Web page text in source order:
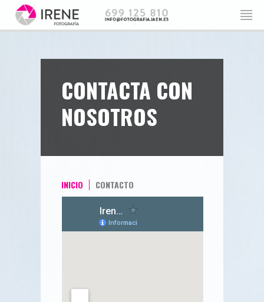
CONTACTA CON
NOSOTROS
INICIO CONTACTO